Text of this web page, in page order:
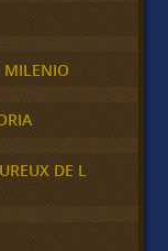
MILENIO
DE L